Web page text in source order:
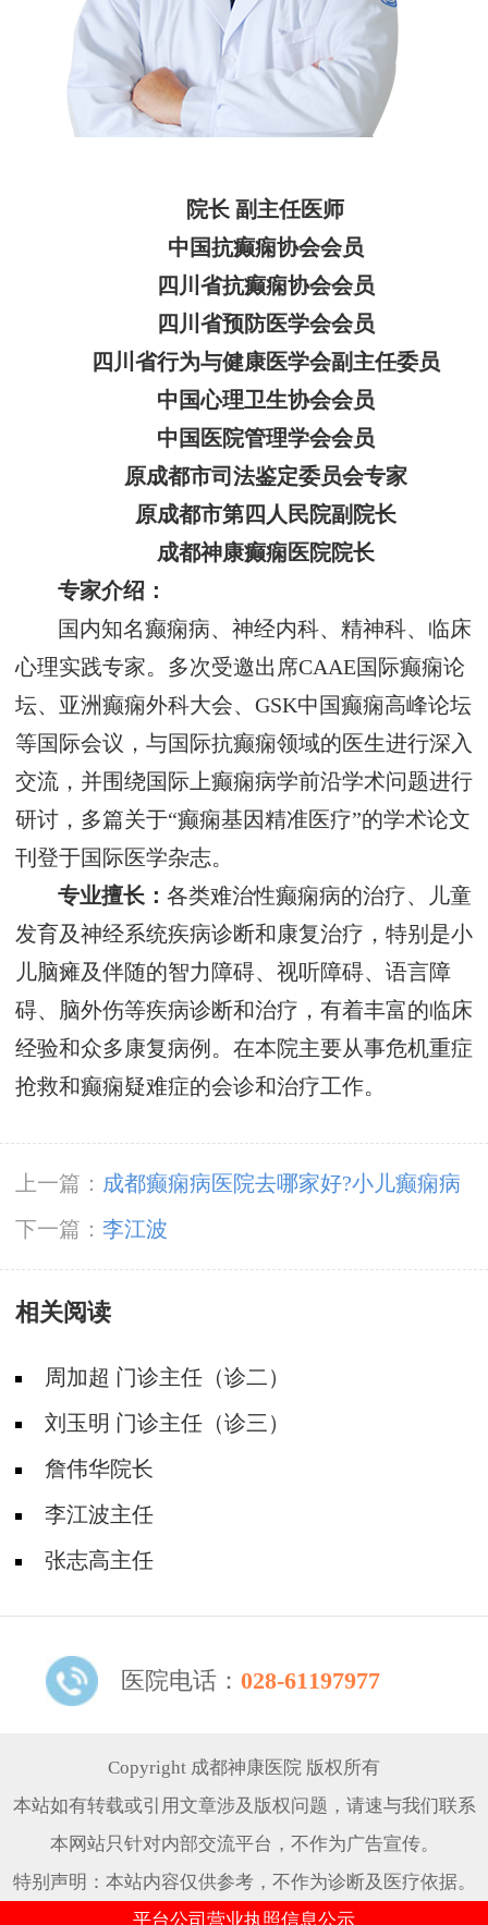
院长 副主任医师
中国抗癫痫协会会员
四川省抗癫痫协会会员
四川省预防医学会会员
四川省行为与健康医学会副主任委员
中国心理卫生协会会员
中国医院管理学会会员
原成都市司法鉴定委员会专家
原成都市第四人民院副院长
成都神康癫痫医院院长
专家介绍：
国内知名癫痫病、神经内科、精神科、临床
心理实践专家。多次受邀出席CAAE国际癫痫论
坛、亚洲癫痫外科大会、GSK中国癫痫高峰论坛
等国际会议，与国际抗癫痫领域的医生进行深入
交流，并围绕国际上癫痫病学前沿学术问题进行
研讨，多篇关于“癫痫基因精准医疗”的学术论文
刊登于国际医学杂志。
专业擅长：各类难治性癫痫病的治疗、儿童
发育及神经系统疾病诊断和康复治疗，特别是小
儿脑瘫及伴随的智力障碍、视听障碍、语言障
碍、脑外伤等疾病诊断和治疗，有着丰富的临床
经验和众多康复病例。在本院主要从事危机重症
抢救和癫痫疑难症的会诊和治疗工作。
上一篇： 成都癫痫病医院去哪家好?小儿癫痫病
发作会有哪些类型?
下一篇： 李江波
相关阅读
周加超 门诊主任（诊二）
刘玉明 门诊主任（诊三）
詹伟华院长
李江波主任
张志高主任
医院电话： 028-61197977
Copyright 成都神康医院 版权所有
本站如有转载或引用文章涉及版权问题，请速与我们联系
本网站只针对内部交流平台，不作为广告宣传。
特别声明：本站内容仅供参考，不作为诊断及医疗依据。
平台公司营业执照信息公示